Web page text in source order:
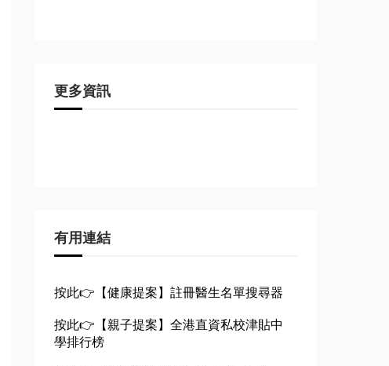
更多資訊
有用連結
按此👉【健康提案】註冊醫生名單搜尋器
按此👉【親子提案】全港直資私校津貼中
學排行榜